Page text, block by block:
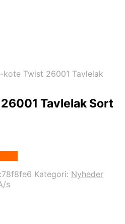
kote Twist 26001 Tavlelak
Tavlelak Sort
Kategori: Nyheder
s